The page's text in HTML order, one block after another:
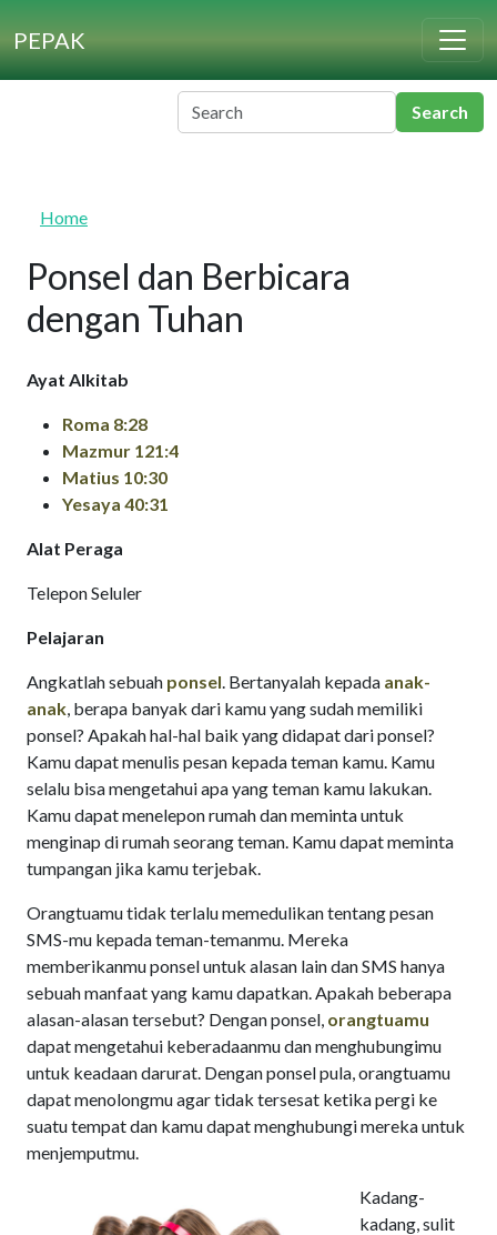
PEPAK
Home
Ponsel dan Berbicara
dengan Tuhan
Ayat Alkitab
Roma 8:28
Mazmur 121:4
Matius 10:30
Yesaya 40:31
Alat Peraga
Telepon Seluler
Pelajaran
Angkatlah sebuah ponsel. Bertanyalah kepada anak-
anak, berapa banyak dari kamu yang sudah memiliki
ponsel? Apakah hal-hal baik yang didapat dari ponsel?
Kamu dapat menulis pesan kepada teman kamu. Kamu
selalu bisa mengetahui apa yang teman kamu lakukan.
Kamu dapat menelepon rumah dan meminta untuk
menginap di rumah seorang teman. Kamu dapat meminta
tumpangan jika kamu terjebak.
Orangtuamu tidak terlalu memedulikan tentang pesan
SMS-mu kepada teman-temanmu. Mereka
memberikanmu ponsel untuk alasan lain dan SMS hanya
sebuah manfaat yang kamu dapatkan. Apakah beberapa
alasan-alasan tersebut? Dengan ponsel, orangtuamu
dapat mengetahui keberadaanmu dan menghubungimu
untuk keadaan darurat. Dengan ponsel pula, orangtuamu
dapat menolongmu agar tidak tersesat ketika pergi ke
suatu tempat dan kamu dapat menghubungi mereka untuk
menjemputmu.
Kadang-
kadang, sulit